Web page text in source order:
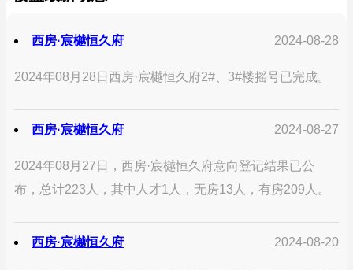
西房·宸樾恒久府 2024-08-28
2024年08月28日西房·宸樾恒久府2#、3#楼摇号已完成。
西房·宸樾恒久府 2024-08-27
2024年08月27日，西房·宸樾恒久府意向登记结果已公
布，总计223人，其中人才1人，无房13人，有房209人。
西房·宸樾恒久府 2024-08-20